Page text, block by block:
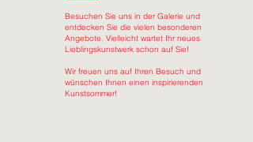
Besuchen Sie uns in der Galerie und
entdecken Sie die vielen besonderen
Angebote. Vielleicht wartet Ihr neues
Lieblingskunstwerk schon auf Sie!
Wir freuen uns auf Ihren Besuch und
wünschen Ihnen einen inspirierenden
Kunstsommer!